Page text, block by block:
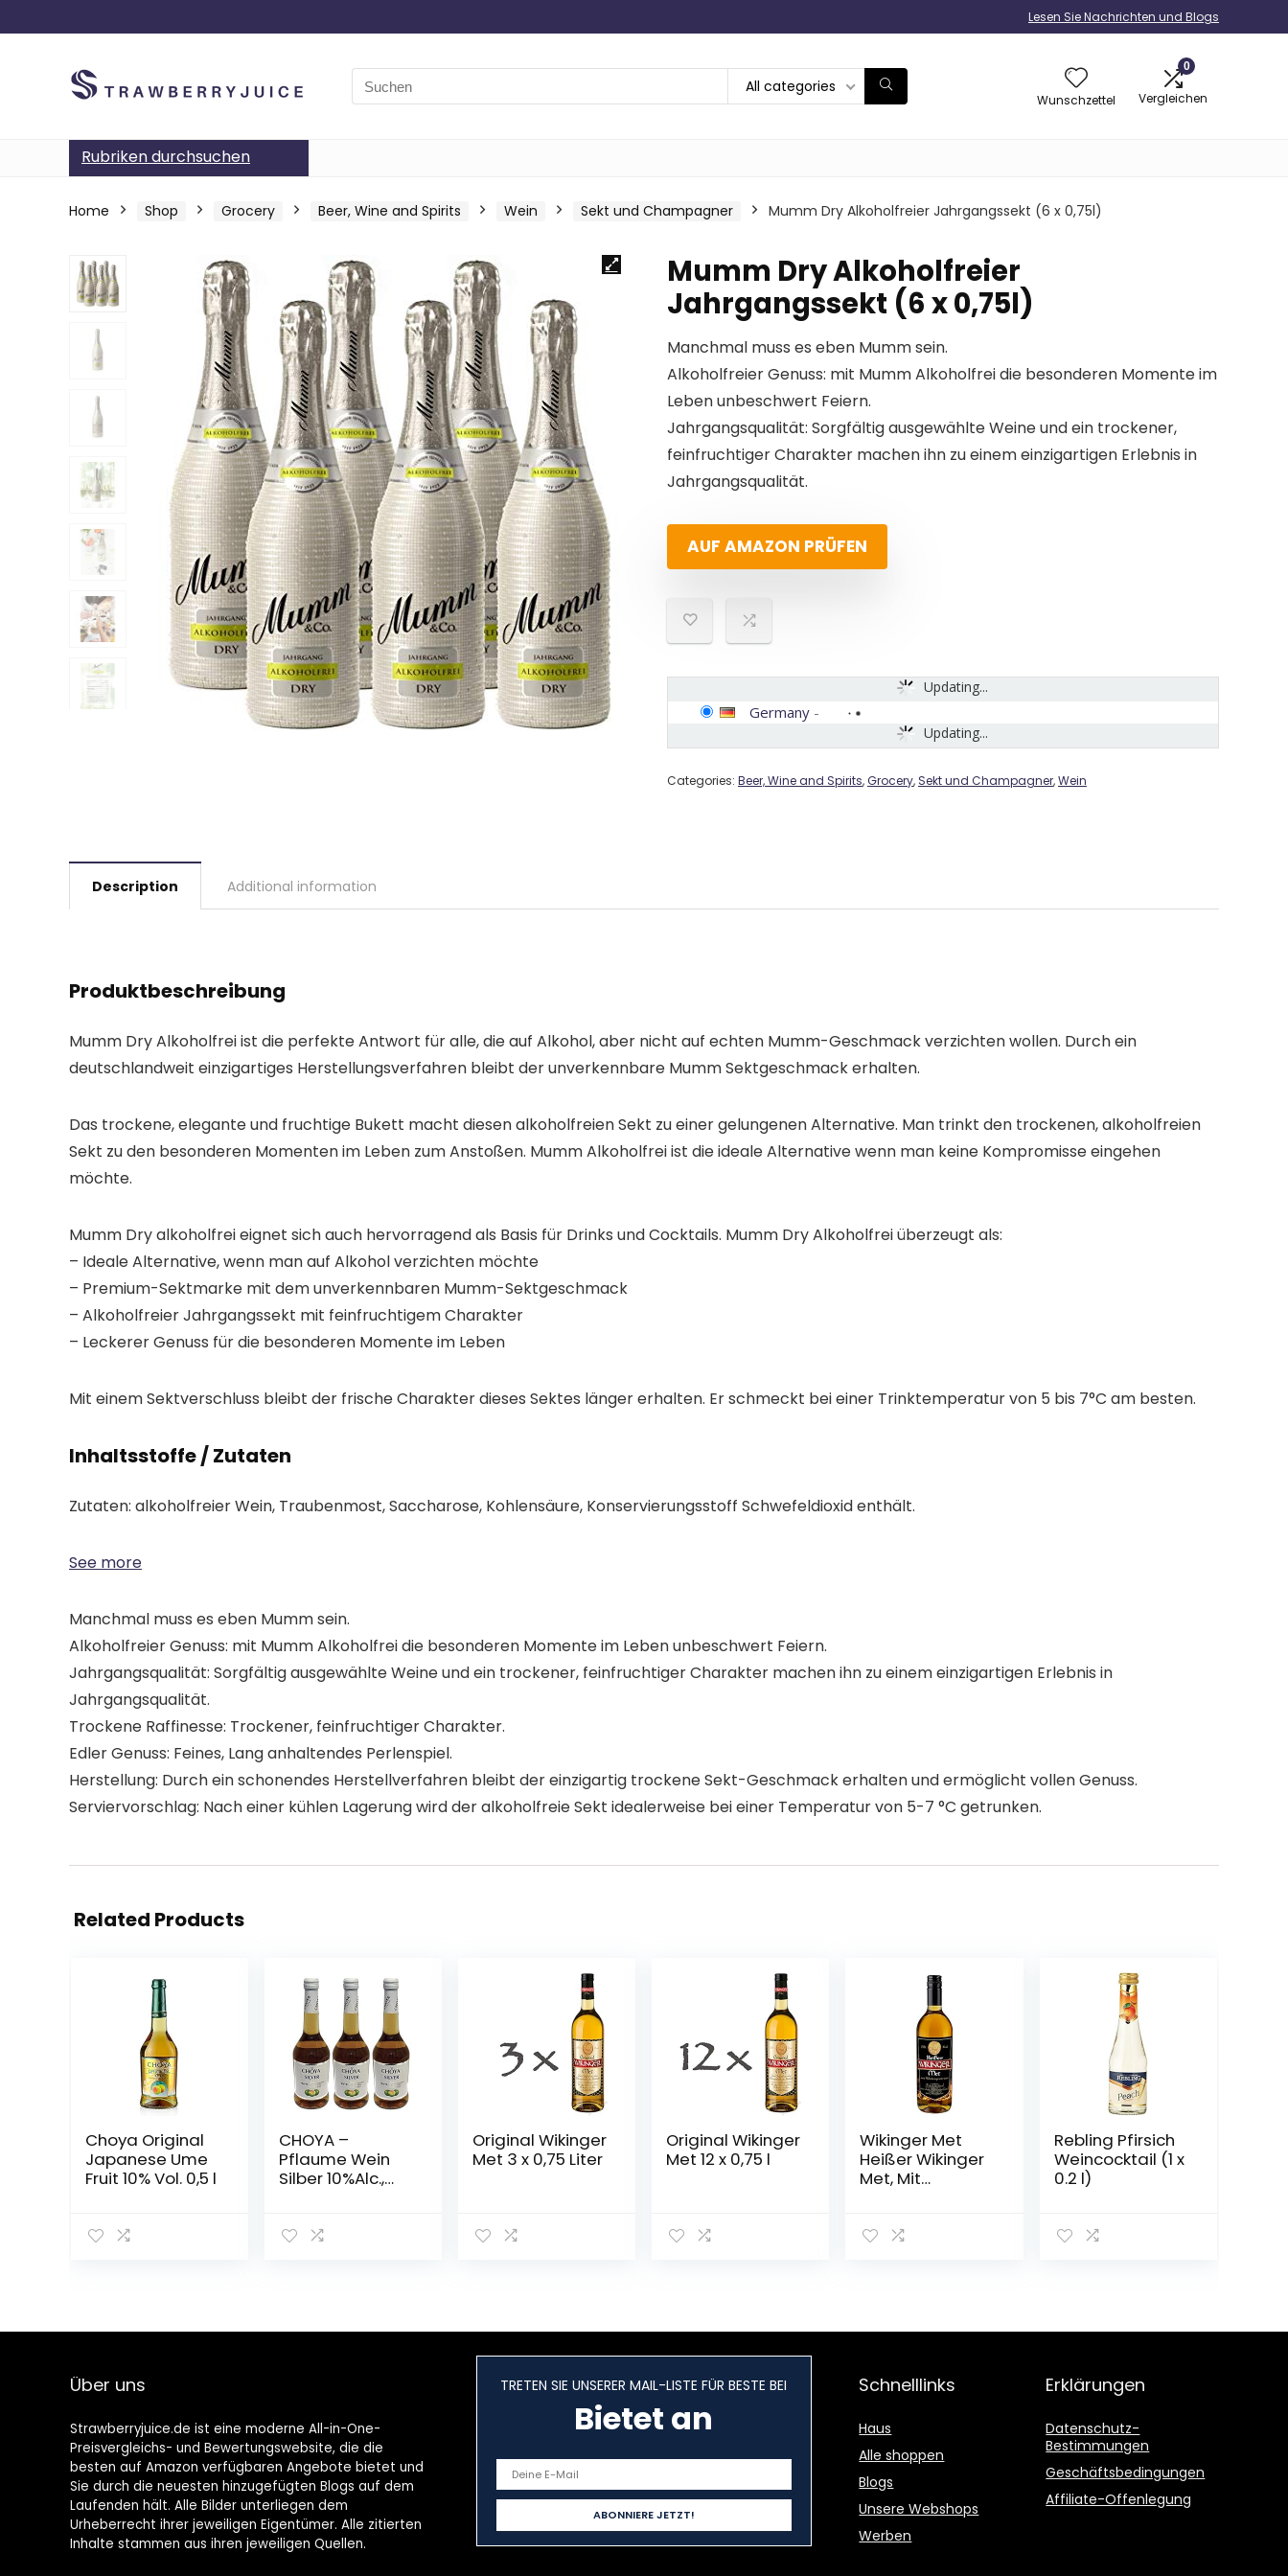
Lesen Sie Nachrichten und Blogs
Search
for:
All categories
Wunschzettel
0
Vergleichen
Rubriken durchsuchen
Home Shop Grocery Beer, Wine and Spirits Wein Sekt und Champagner Mumm Dry Alkoholfreier Jahrgangssekt (6 x 0,75l)
Mumm Dry Alkoholfreier
Jahrgangssekt (6 x 0,75l)
Manchmal muss es eben Mumm sein.
Alkoholfreier Genuss: mit Mumm Alkoholfrei die besonderen Momente im
Leben unbeschwert Feiern.
Jahrgangsqualität: Sorgfältig ausgewählte Weine und ein trockener,
feinfruchtiger Charakter machen ihn zu einem einzigartigen Erlebnis in
Jahrgangsqualität.
AUF AMAZON PRÜFEN
Updating...
Updating...
Germany -
Categories: Beer, Wine and Spirits,Grocery, Sekt und Champagner,Wein
Description Additional information
Produktbeschreibung
Mumm Dry Alkoholfrei ist die perfekte Antwort für alle, die auf Alkohol, aber nicht auf echten Mumm-Geschmack verzichten wollen. Durch ein
deutschlandweit einzigartiges Herstellungsverfahren bleibt der unverkennbare Mumm Sektgeschmack erhalten.
Das trockene, elegante und fruchtige Bukett macht diesen alkoholfreien Sekt zu einer gelungenen Alternative. Man trinkt den trockenen, alkoholfreien
Sekt zu den besonderen Momenten im Leben zum Anstoßen. Mumm Alkoholfrei ist die ideale Alternative wenn man keine Kompromisse eingehen
möchte.
Mumm Dry alkoholfrei eignet sich auch hervorragend als Basis für Drinks und Cocktails. Mumm Dry Alkoholfrei überzeugt als:
– Ideale Alternative, wenn man auf Alkohol verzichten möchte
– Premium-Sektmarke mit dem unverkennbaren Mumm-Sektgeschmack
– Alkoholfreier Jahrgangssekt mit feinfruchtigem Charakter
– Leckerer Genuss für die besonderen Momente im Leben
Mit einem Sektverschluss bleibt der frische Charakter dieses Sektes länger erhalten. Er schmeckt bei einer Trinktemperatur von 5 bis 7°C am besten.
Inhaltsstoffe / Zutaten
Zutaten: alkoholfreier Wein, Traubenmost, Saccharose, Kohlensäure, Konservierungsstoff Schwefeldioxid enthält.
See more
Manchmal muss es eben Mumm sein.
Alkoholfreier Genuss: mit Mumm Alkoholfrei die besonderen Momente im Leben unbeschwert Feiern.
Jahrgangsqualität: Sorgfältig ausgewählte Weine und ein trockener, feinfruchtiger Charakter machen ihn zu einem einzigartigen Erlebnis in
Jahrgangsqualität.
Trockene Raffinesse: Trockener, feinfruchtiger Charakter.
Edler Genuss: Feines, Lang anhaltendes Perlenspiel.
Herstellung: Durch ein schonendes Herstellverfahren bleibt der einzigartig trockene Sekt-Geschmack erhalten und ermöglicht vollen Genuss.
Serviervorschlag: Nach einer kühlen Lagerung wird der alkoholfreie Sekt idealerweise bei einer Temperatur von 5-7 °C getrunken.
Related Products
Choya Original
Japanese Ume
Fruit 10% Vol. 0,5 l
CHOYA –
Pflaume Wein
Silber 10%Alc.,
Original Wikinger
Met 3 x 0,75 Liter
Original Wikinger
Met 12 x 0,75 l
Wikinger Met
Heißer Wikinger
Met, Mit
Wikingerland um
Rebling Pfirsich
Weincocktail (1 x
0.2 l)
Über uns
Strawberryjuice.de ist eine moderne All-in-One-
Preisvergleichs- und Bewertungswebsite, die die
besten auf Amazon verfügbaren Angebote bietet und
Sie durch die neuesten hinzugefügten Blogs auf dem
Laufenden hält. Alle Bilder unterliegen dem
Urheberrecht ihrer jeweiligen Eigentümer. Alle zitierten
Inhalte stammen aus ihren jeweiligen Quellen.
TRETEN SIE UNSERER MAIL-LISTE FÜR BESTE BEI
Bietet an
Schnelllinks
Haus
Alle shoppen
Blogs
Unsere Webshops
Werben
Erklärungen
Datenschutz-
Bestimmungen
Geschäftsbedingungen
Affiliate-Offenlegung